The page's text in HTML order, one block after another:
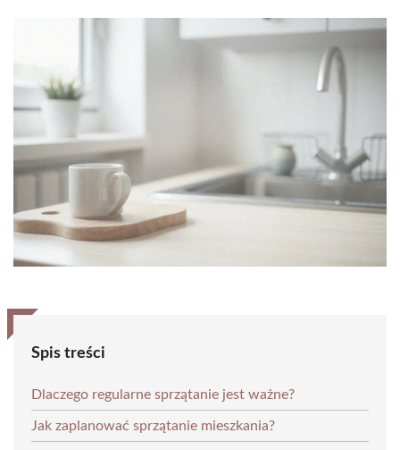
Spis treści
Dlaczego regularne sprzątanie jest ważne?
Jak zaplanować sprzątanie mieszkania?